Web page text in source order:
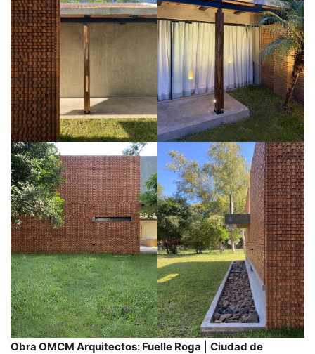
Obra OMCM Arquitectos: Fuelle Roga
Ciudad de